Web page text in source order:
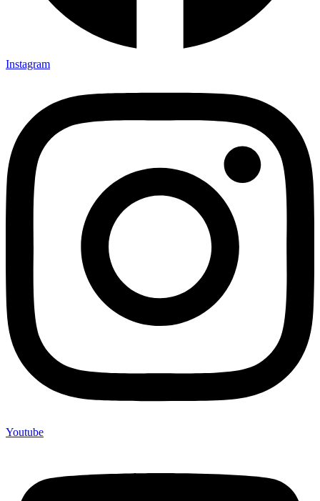
Instagram
Youtube